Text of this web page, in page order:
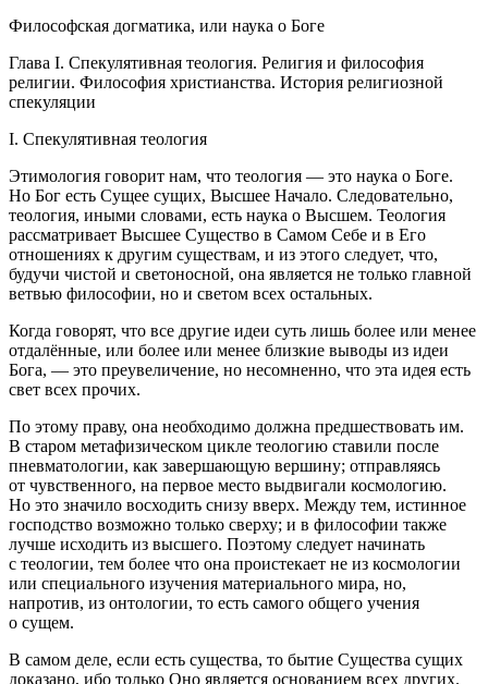
Философская догматика, или наука о Боге
Глава I. Спекулятивная теология. Религия и философия
религии. Философия христианства. История религиозной
спекуляции
I. Спекулятивная теология
Этимология говорит нам, что теология — это наука о Боге.
Но Бог есть Сущее сущих, Высшее Начало. Следовательно,
теология, иными словами, есть наука о Высшем. Теология
рассматривает Высшее Существо в Самом Себе и в Его
отношениях к другим существам, и из этого следует, что,
будучи чистой и светоносной, она является не только главной
ветвью философии, но и светом всех остальных.
Когда говорят, что все другие идеи суть лишь более или менее
отдалённые, или более или менее близкие выводы из идеи
Бога, — это преувеличение, но несомненно, что эта идея есть
свет всех прочих.
По этому праву, она необходимо должна предшествовать им.
В старом метафизическом цикле теологию ставили после
пневматологии, как завершающую вершину; отправляясь
от чувственного, на первое место выдвигали космологию.
Но это значило восходить снизу вверх. Между тем, истинное
господство возможно только сверху; и в философии также
лучше исходить из высшего. Поэтому следует начинать
с теологии, тем более что она проистекает не из космологии
или специального изучения материального мира, но,
напротив, из онтологии, то есть самого общего учения
о сущем.
В самом деле, если есть существа, то бытие Существа сущих
доказано, ибо только Оно является основанием всех других.